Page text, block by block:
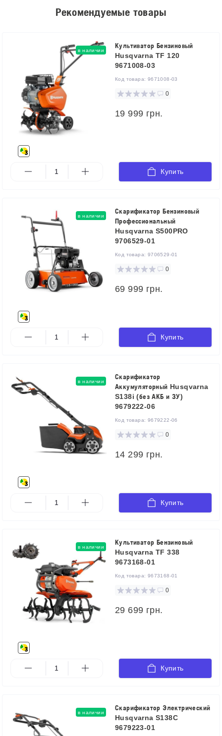
Рекомендуемые товары
в наличии
Культиватор Бензиновый
Husqvarna TF 120
9671008-03
Код товара: 9671008-03
0
19 999 грн.
Купить
в наличии
Скарификатор Бензиновый
Профессиональный
Husqvarna S500PRO
9706529-01
Код товара: 9706529-01
0
69 999 грн.
Купить
в наличии
Скарификатор
Аккумуляторный Husqvarna
S138i (без АКБ и ЗУ)
9679222-06
Код товара: 9679222-06
0
14 299 грн.
Купить
в наличии
Культиватор Бензиновый
Husqvarna TF 338
9673168-01
Код товара: 9673168-01
0
29 699 грн.
Купить
в наличии
Скарификатор Электрический
Husqvarna S138C
9679223-01